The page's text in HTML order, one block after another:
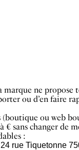
ne propose
ou d’en faire
ou web
€ sans changer de
:
rue Tiquetonne